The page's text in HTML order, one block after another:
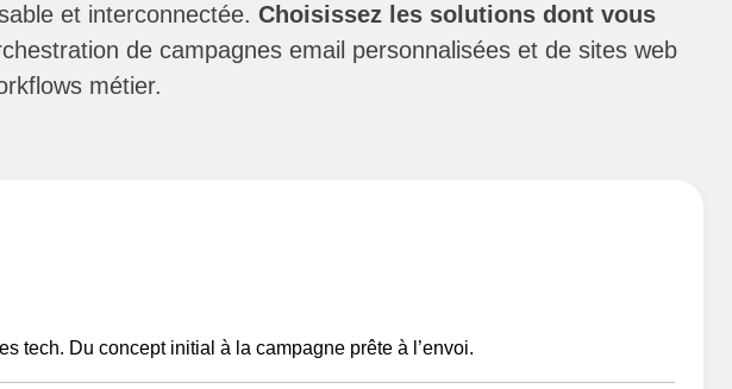
et interconnectée. Choisissez les solutions dont vous
de campagnes email personnalisées et de sites web
métier.
tech. Du concept initial à la campagne prête à l’envoi.